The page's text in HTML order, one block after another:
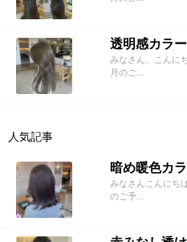
みなさん、こんに
月のご...
人気記事
暗め暖色カ
みなさんこんにち
のご予...